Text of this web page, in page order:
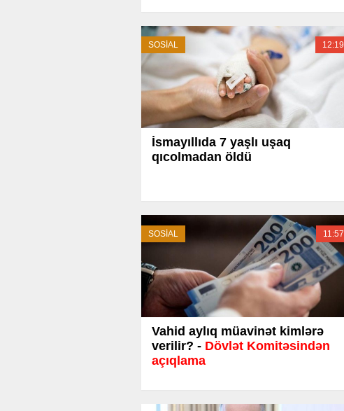
SOSİAL 12:19
İsmayıllıda 7 yaşlı uşaq
qıcolmadan öldü
SOSİAL 11:57
Vahid aylıq müavinət kimlərə
verilir? - Dövlət Komitəsindən
açıqlama